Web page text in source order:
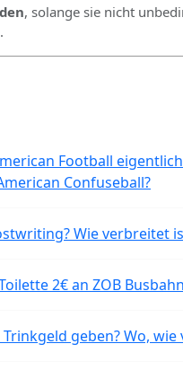
, solange sie nicht
Football
Confuseball?
Wie verbreitet
2€ an ZOB
geben? Wo,